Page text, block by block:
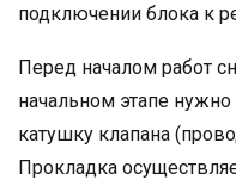
подключении блока к
Перед началом работ
начальном этапе
катушку клапана
Прокладка